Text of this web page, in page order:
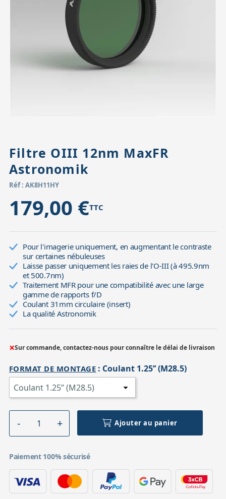
Accessoires pour montures
Pièces détachées
Filtre OIII 12nm MaxFR
Astronomik
Réf : AK8H11HY
179,00 €TTC
Pour l'imagerie uniquement, en augmentant le contraste
sur certaines nébuleuses
Laisse passer uniquement les raies de l'O-III (à 495.9nm
et 500.7nm)
Traitement MFR pour une compatibilité avec une large
gamme de rapports f/D
Coulant 31mm circulaire (insert)
La qualité Astronomik
×Sur commande, contactez-nous pour connaître le délai de livraison
FORMAT DE MONTAGE : Coulant 1.25’’ (M28.5)
Ajouter au panier
Paiement 100% sécurisé